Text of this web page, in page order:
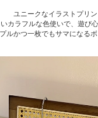
ユニークなイラストプリン
カラフルな色使いで、遊び心
ルかつ一枚でもサマになるボ